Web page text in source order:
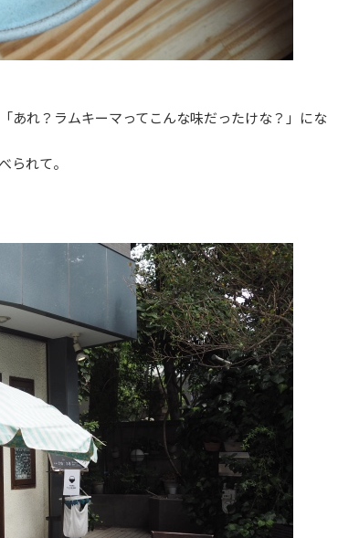
あれ？ラムキーマってこんな味だったけな？」にな
られて。